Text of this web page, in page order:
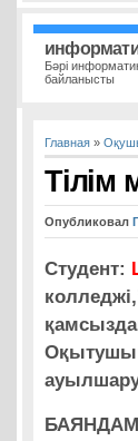
Бәрі
байланысты
Главная »
Тілім
Опубликовал
Студент: